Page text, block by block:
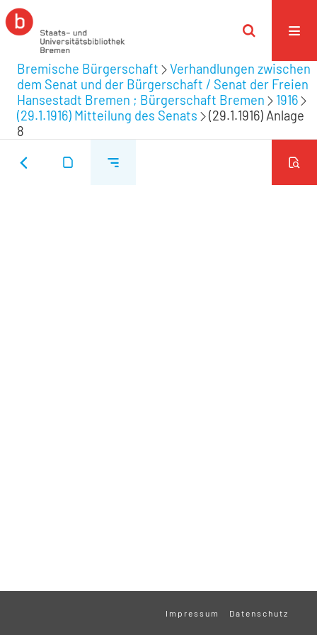
Bremische Bürgerschaft
Verhandlungen zwischen
dem Senat und der Bürgerschaft / Senat der Freien
Hansestadt Bremen ; Bürgerschaft Bremen
1916
(29.1.1916) Mitteilung des Senats
(29.1.1916) Anlage
8
Impressum Datenschutz